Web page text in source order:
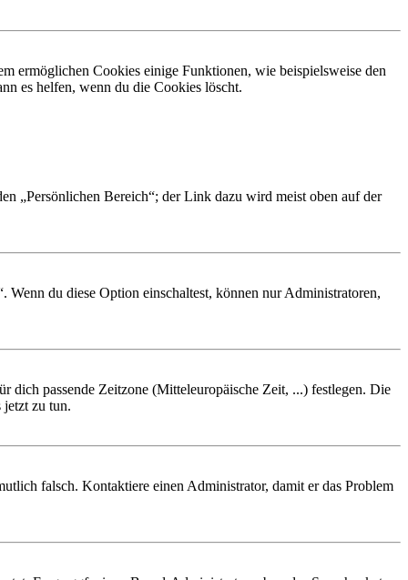
ermöglichen Cookies einige Funktionen, wie beispielsweise den
es helfen, wenn du die Cookies löscht.
„Persönlichen Bereich“; der Link dazu wird meist oben auf der
du diese Option einschaltest, können nur Administratoren,
dich passende Zeitzone (Mitteleuropäische Zeit, ...) festlegen. Die
jetzt zu tun.
falsch. Kontaktiere einen Administrator, damit er das Problem